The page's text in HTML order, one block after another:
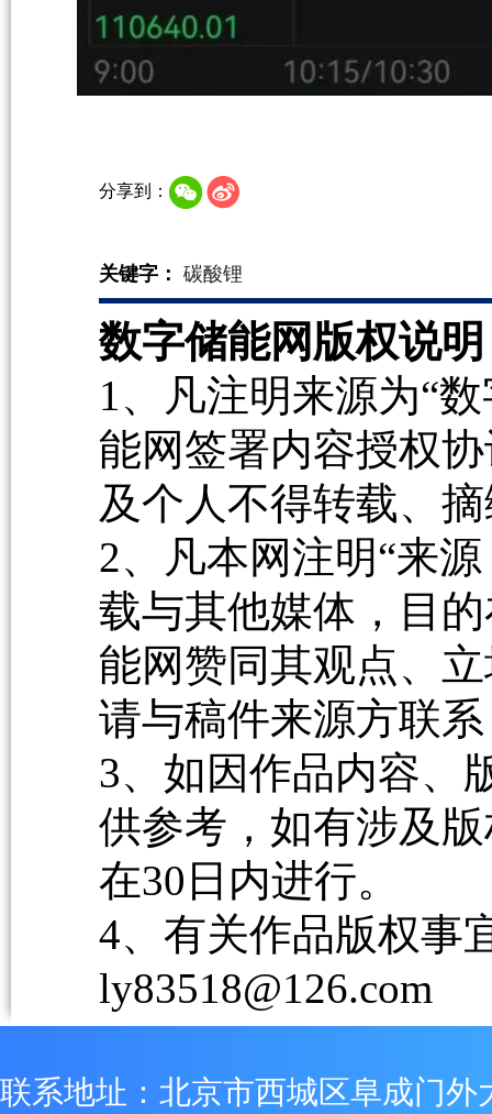
分享到：
关键字： 碳酸锂
数字储能网版权说
1、凡注明来源为“
能网签署内容授权
及个人不得转载、
2、凡本网注明“来
载与其他媒体，目
能网赞同其观点、
请与稿件来源方联
3、如因作品内容、
供参考，如有涉及
在30日内进行。
4、有关作品版权事
ly83518@126.com
联系地址：北京市西城区阜成门外